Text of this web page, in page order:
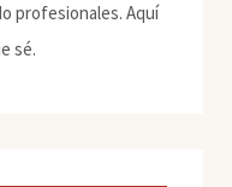
profesionales. Aquí
sé.